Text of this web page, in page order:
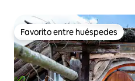
Favorito entre huéspedes
Favorito entre huéspedes